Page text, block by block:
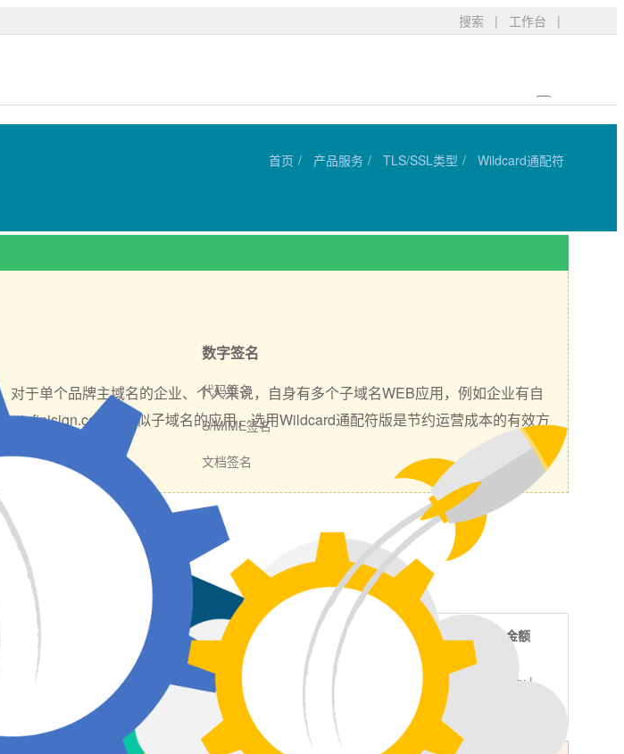
搜索 | 工作台
|
数字签名
代码签名
S/MIME签名
文档签名
首页 产品服务 TLS/SSL类型 Wildcard通配符
于单个品牌主域名的企业、个人来说，自身有多个子域名WEB应用，例如企业有自
等类似子域名的应用，选用Wildcard通配符版是节约运营成本的有效方
AlphaSSL
证书类别 保险金额
|
{{v.adddomain}}
${{v.warranty |